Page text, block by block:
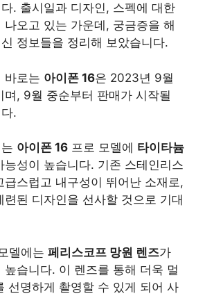
. 출시일과 디자인, 스펙에 대한
나오고 있는 가운데, 궁금증을 해
정보들을 정리해 보았습니다.
바로는 아이폰 16은 2023년 9월
며, 9월 중순부터 판매가 시작될
.
아이폰 16 프로 모델에 타이타늄
능성이 높습니다. 기존 스테인리스
급스럽고 내구성이 뛰어난 소재로,
련된 디자인을 선사할 것으로 기대
델에는 페리스코프 망원 렌즈가
높습니다. 이 렌즈를 통해 더욱 멀
선명하게 촬영할 수 있게 되어 사